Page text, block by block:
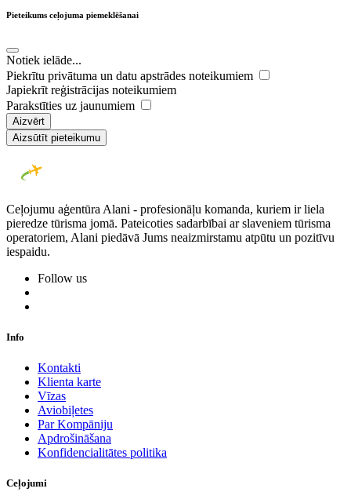
Pieteikums ceļojuma piemeklēšanai
Notiek ielāde...
Piekrītu privātuma un datu apstrādes noteikumiem
Japiekrīt reģistrācijas noteikumiem
Parakstīties uz jaunumiem
Aizvērt
Aizsūtīt pieteikumu
Ceļojumu aģentūra Alani - profesionāļu komanda, kuriem ir liela
pieredze tūrisma jomā. Pateicoties sadarbībai ar slaveniem tūrisma
operatoriem, Alani piedāvā Jums neaizmirstamu atpūtu un pozitīvu
iespaidu.
Follow us
Info
Kontakti
Klienta karte
Vīzas
Aviobiļetes
Par Kompāniju
Apdrošināšana
Konfidencialitātes politika
Ceļojumi